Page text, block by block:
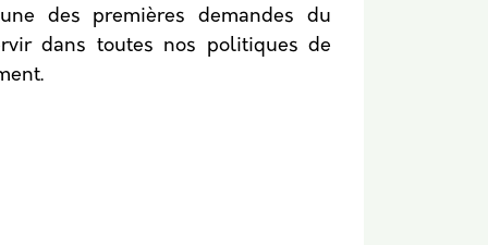
des premières demandes du
dans toutes nos politiques de